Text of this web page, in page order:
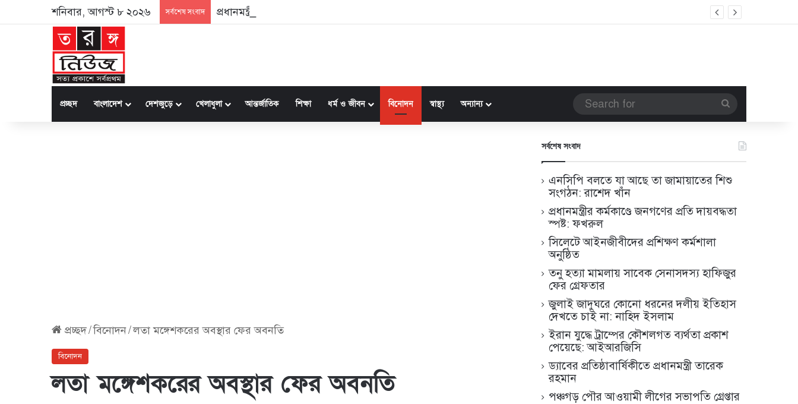
শনিবার, আগস্ট ৮ ২০২৬ সর্বশেষ সংবাদ প্রধানমন্ত্রীর কর্মকাণ্ডে জনগণের প্রতি দায়বদ্ধতা স্পষ্ট: ফখরুল
প্রচ্ছদ বাংলাদেশ দেশজুড়ে খেলাধুলা আন্তর্জাতিক শিক্ষা ধর্ম ও জীবন বিনোদন স্বাস্থ্য অন্যান্য
for
প্রচ্ছদ/বিনোদন/লতা মঙ্গেশকরের অবস্থার ফের অবনতি
বিনোদন
লতা মঙ্গেশকরের অবস্থার ফের অবনতি
সর্বশেষ সংবাদ
এনসিপি বলতে যা আছে তা জামায়াতের শিশু
সংগঠন: রাশেদ খাঁন
প্রধানমন্ত্রীর কর্মকাণ্ডে জনগণের প্রতি দায়বদ্ধতা
স্পষ্ট: ফখরুল
সিলেটে আইনজীবীদের প্রশিক্ষণ কর্মশালা
অনুষ্ঠিত
তনু হত্যা মামলায় সাবেক সেনাসদস্য হাফিজুর
ফের গ্রেফতার
জুলাই জাদুঘরে কোনো ধরনের দলীয় ইতিহাস
দেখতে চাই না: নাহিদ ইসলাম
ইরান যুদ্ধে ট্রাম্পের কৌশলগত ব্যর্থতা প্রকাশ
পেয়েছে: আইআরজিসি
ড্যাবের প্রতিষ্ঠাবার্ষিকীতে প্রধানমন্ত্রী তারেক
রহমান
পঞ্চগড় পৌর আওয়ামী লীগের সভাপতি গ্রেপ্তার